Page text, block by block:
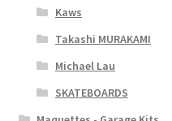
Kaws
Takashi MURAKAMI
Michael Lau
SKATEBOARDS